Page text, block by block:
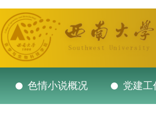
色情小说概况 党建工